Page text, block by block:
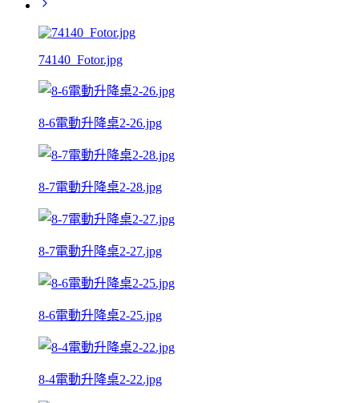
74140_Fotor.jpg
8-6電動升降桌2-26.jpg
8-7電動升降桌2-28.jpg
8-7電動升降桌2-27.jpg
8-6電動升降桌2-25.jpg
8-4電動升降桌2-22.jpg